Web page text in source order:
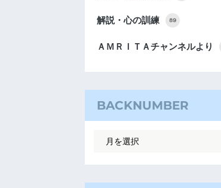
解説・心の訓練 89
ＡＭＲＩＴＡチャンネルより
BACKNUMBER